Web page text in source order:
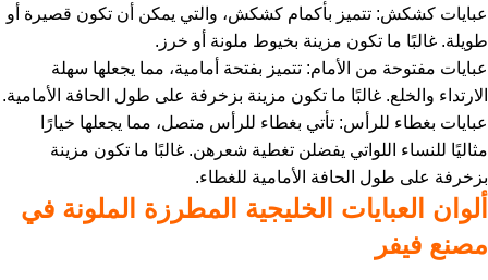
عبايات كشكش: تتميز بأكمام كشكش، والتي يمكن أن تكون قصيرة أو
طويلة. غالبًا ما تكون مزينة بخيوط ملونة أو خرز.
عبايات مفتوحة من الأمام: تتميز بفتحة أمامية، مما يجعلها سهلة
الارتداء والخلع. غالبًا ما تكون مزينة بزخرفة على طول الحافة الأمامية.
عبايات بغطاء للرأس: تأتي بغطاء للرأس متصل، مما يجعلها خيارًا
مثاليًا للنساء اللواتي يفضلن تغطية شعرهن. غالبًا ما تكون مزينة
بزخرفة على طول الحافة الأمامية للغطاء.
ألوان العبايات الخليجية المطرزة الملونة في
مصنع فيفر